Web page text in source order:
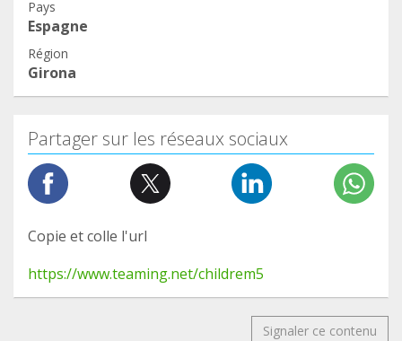
Pays
Espagne
Région
Girona
Partager sur les réseaux sociaux
Copie et colle l'url
https://www.teaming.net/childrem5
Signaler ce contenu